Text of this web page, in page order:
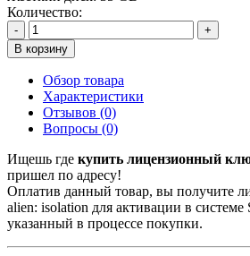
Количество:
-
+
В корзину
Обзор товара
Характеристики
Отзывов (0)
Вопросы (0)
Ищешь где купить лицензионный
пришел по адресу!
Оплатив данный товар, вы получите
alien: isolation для активации в системе
указанный в процессе покупки.